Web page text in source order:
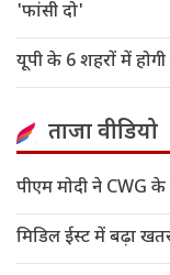
'फांसी दो'
यूपी के 6 शहरों में होगी
ताजा वीडियो
पीएम मोदी ने CWG
मिडिल ईस्ट में बढ़ा